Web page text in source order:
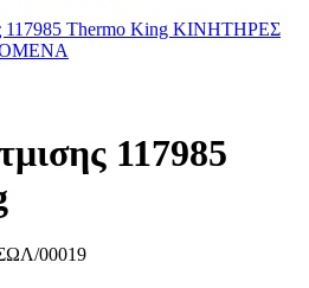
117985
00019